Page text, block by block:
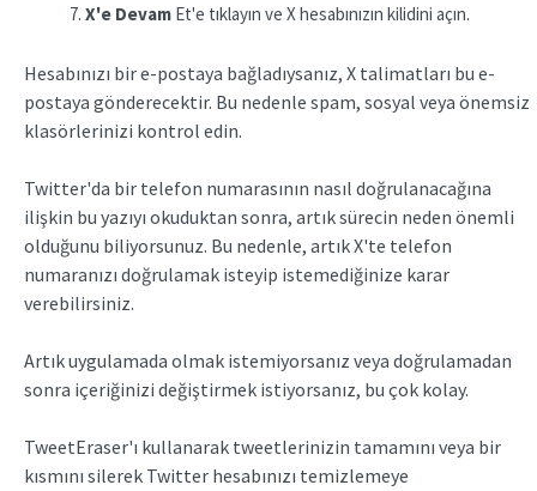
X'e Devam Et'e tıklayın ve X hesabınızın kilidini açın.
Hesabınızı bir e-postaya bağladıysanız, X talimatları bu e-
postaya gönderecektir. Bu nedenle spam, sosyal veya önemsiz
klasörlerinizi kontrol edin.
Twitter'da bir telefon numarasının nasıl doğrulanacağına
ilişkin bu yazıyı okuduktan sonra, artık sürecin neden önemli
olduğunu biliyorsunuz. Bu nedenle, artık X'te telefon
numaranızı doğrulamak isteyip istemediğinize karar
verebilirsiniz.
Artık uygulamada olmak istemiyorsanız veya doğrulamadan
sonra içeriğinizi değiştirmek istiyorsanız, bu çok kolay.
TweetEraser'ı kullanarak tweetlerinizin tamamını veya bir
kısmını silerek Twitter hesabınızı temizlemeye